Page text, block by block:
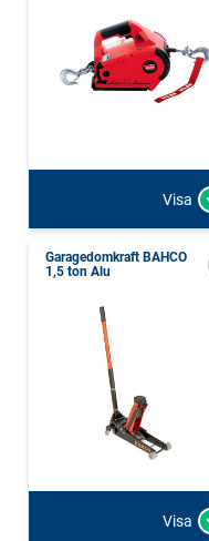
Visa
Garagedomkraft BAHCO
1,5 ton Alu
Visa